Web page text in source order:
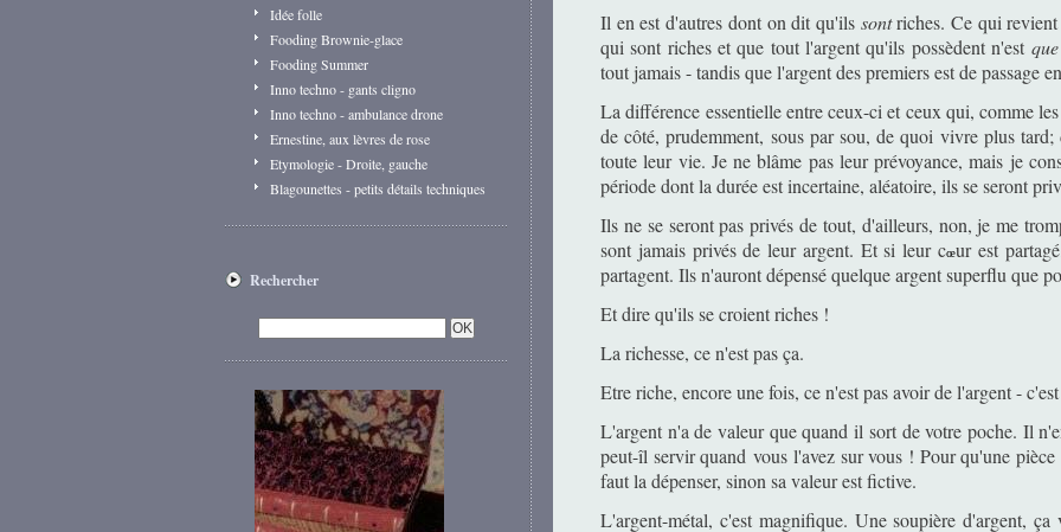
Idée folle
Fooding Brownie-glace
Fooding Summer
Inno techno - gants cligno
Inno techno - ambulance drone
Ernestine, aux lèvres de rose
Etymologie - Droite, gauche
Blagounettes - petits détails techniques
Rechercher
Il en est d'autres dont on dit qu'ils sontriches. Ce qui
qui sont riches et que tout l'argent qu'ils possèdent n'est
tout jamais - tandis que l'argent des premiers est de passage
La différence essentielle entre ceux-ci et ceux qui, comme
de côté, prudemment, sous par sou, de quoi vivre plus
toute leur vie. Je ne blâme pas leur prévoyance, mais je
période dont la durée est incertaine, aléatoire, ils se seront
Ils ne se seront pas privés de tout, d'ailleurs, non, je me
sont jamais privés de leur argent. Et si leur cœur est
partagent. Ils n'auront dépensé quelque argent superflu que
Et dire qu'ils se croient riches !
La richesse, ce n'est pas ça.
Etre riche, encore une fois, ce n'est pas avoir de l'argent -
L'argent n'a de valeur que quand il sort de votre poche. Il
peut-îl servir quand vous l'avez sur vous ! Pour qu'une
faut la dépenser, sinon sa valeur est fictive.
L'argent-métal, c'est magnifique. Une soupière d'argent,